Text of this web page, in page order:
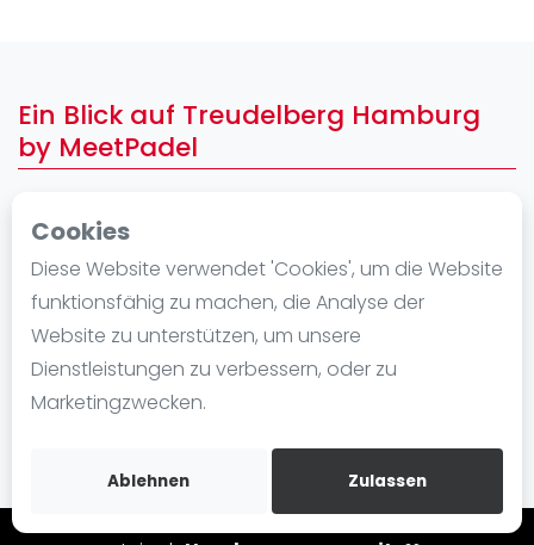
Cookies
Diese Website verwendet 'Cookies', um die Website
funktionsfähig zu machen, die Analyse der
Website zu unterstützen, um unsere
Dienstleistungen zu verbessern, oder zu
Marketingzwecken.
Ablehnen Zulassen
Frauen
FIP Männer
Blog
Die Geschichte von Padel
Regeln und Punktzählung
Padel Schläge
Video
Ein Blick auf Treudelberg Hamburg
by MeetPadel